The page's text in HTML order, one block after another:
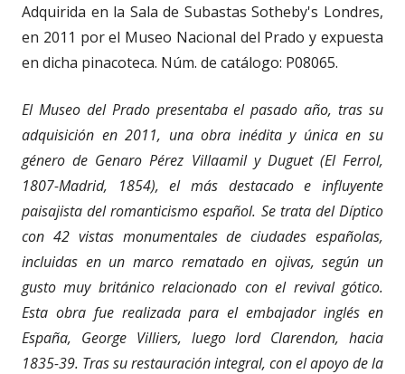
Adquirida en la Sala de Subastas Sotheby's Londres,
en 2011 por el Museo Nacional del Prado y expuesta
en dicha pinacoteca. Núm. de catálogo: P08065.
El Museo del Prado presentaba el pasado año, tras su
adquisición en 2011, una obra inédita y única en su
género de Genaro Pérez Villaamil y Duguet (El Ferrol,
1807-Madrid, 1854), el más destacado e influyente
paisajista del romanticismo español. Se trata delDíptico
con 42 vistas monumentales de ciudades españolas,
incluidas en un marco rematado en ojivas, según un
gusto muy británico relacionado con el revival gótico.
Esta obra fue realizada para el embajador inglés en
España, George Villiers, luego lord Clarendon, hacia
1835-39. Tras su restauración integral, con el apoyo de la